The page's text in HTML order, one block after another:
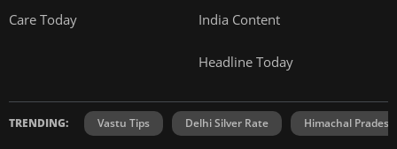
Care Today India Content
Headline Today
TRENDING: Vastu Tips Delhi Silver Rate Himachal